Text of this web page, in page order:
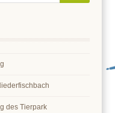
des Tierpark